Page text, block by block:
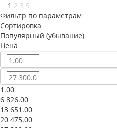
1 2 3 9
Фильтр по параметрам
Сортировка
Популярный (убывание)
Цена
1.00
6 826.00
13 651.00
20 475.00